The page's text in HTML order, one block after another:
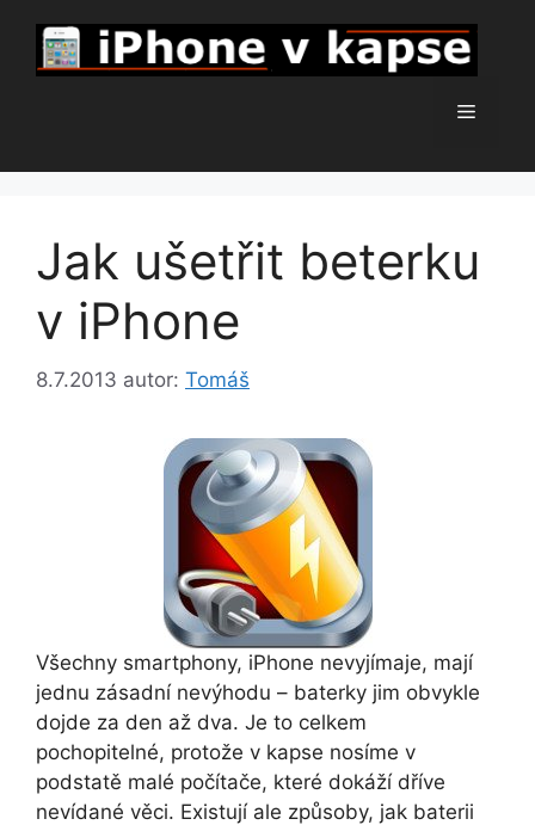
obsah
Menu
Jak ušetřit beterku
v iPhone
8.7.2013 autor: Tomáš
Všechny smartphony, iPhone nevyjímaje, mají
jednu zásadní nevýhodu – baterky jim obvykle
dojde za den až dva. Je to celkem
pochopitelné, protože v kapse nosíme v
podstatě malé počítače, které dokáží dříve
nevídané věci. Existují ale způsoby, jak baterii